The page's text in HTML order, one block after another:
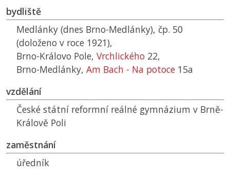
bydliště
Medlánky (dnes Brno-Medlánky), čp. 50
(doloženo v roce 1921),
Brno-Královo Pole, Vrchlického 22,
Brno-Medlánky, Am Bach - Na potoce 15a
vzdělání
České státní reformní reálné gymnázium v Brně-
Králově Poli
zaměstnání
úředník